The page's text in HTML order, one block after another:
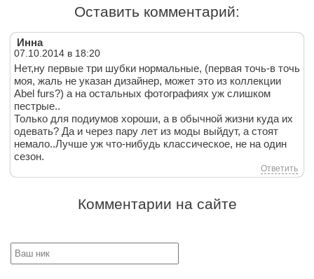
Оставить комментарий:
Инна
07.10.2014 в 18:20
Нет,ну первые три шубки нормальные, (первая точь-в точь
моя, жаль не указан дизaйнер, может это из коллекции
Abel furs?) а на остальных фотографиях уж слишком
пестрые..
Только для подиумов хороши, а в обычной жизни куда их
одевать? Да и через пару лет из моды выйдут, а стоят
немало..Лучше уж что-нибудь классическое, не на один
сезон.
Ответить
Комментарии на сайте